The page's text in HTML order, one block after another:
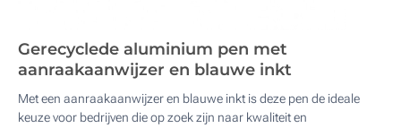
Gerecyclede aluminium pen met
aanraakaanwijzer en blauwe inkt
Met een aanraakaanwijzer en blauwe inkt is deze pen de ideale
keuze voor bedrijven die op zoek zijn naar kwaliteit en